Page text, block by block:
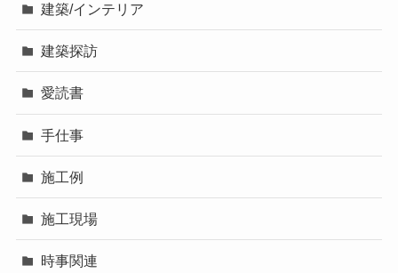
建築/インテリア
建築探訪
愛読書
手仕事
施工例
施工現場
時事関連